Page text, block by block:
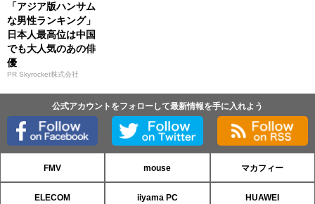
「アジア版ハンサム
な男性ランキング」
日本人最高位は中国
でも大人気のあの俳
優
PR Skyrocket株式会社
公式アカウントをフォローして最新情報を手に入れよう
FMV mouse マカフィー
ELECOM iiyama PC HUAWEI